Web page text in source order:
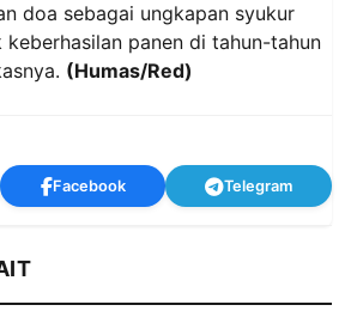
doa sebagai ungkapan syukur
keberhasilan panen di tahun-tahun
(Humas/Red)
Facebook Telegram